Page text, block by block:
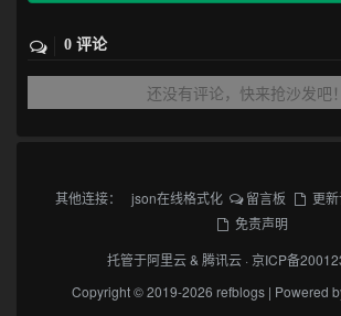
0 评论
还没有评论，快来抢沙发吧！
其他连接： json在线格式化 留言板 更
免责声明
托管于阿里云& 腾讯云 ·京ICP备
Copyright © 2019-2026 refblogs | Powered